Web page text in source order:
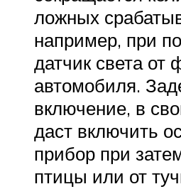
ложных
например, при
датчик света от
автомобиля.
включение, в
даст включить
прибор при
птицы или от